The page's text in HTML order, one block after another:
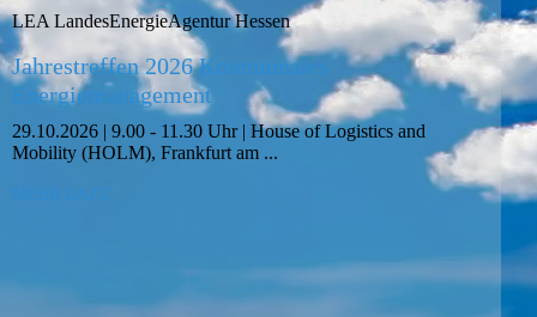
LEA LandesEnergieAgentur Hessen
Jahrestreffen 2026 Kommunales
Energiemanagement
29.10.2026 | 9.00 - 11.30 Uhr | House of Logistics and
Mobility (HOLM), Frankfurt am ...
MEHR DAZU